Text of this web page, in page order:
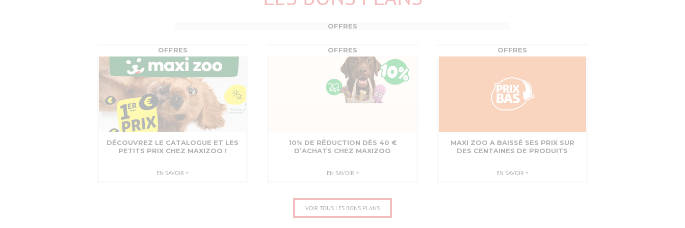
OFFRES
OFFRES
MAXI
ZOO
DÉCOUVREZ LE CATALOGUE ET LES
PETITS PRIX CHEZ MAXIZOO !
EN SAVOIR +
OFFRES
10% DE RÉDUCTION DÈS 40 €
D’ACHATS CHEZ MAXIZOO
EN SAVOIR +
OFFRES
MAXI ZOO A BAISSÉ SES PRIX SUR
DES CENTAINES DE PRODUITS
EN SAVOIR +
VOIR TOUS LES BONS PLANS